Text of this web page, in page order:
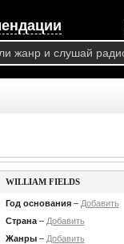
WILLIAM FIELDS
Год основания– Добавить
Страна– Добавить
Жанры– Добавить